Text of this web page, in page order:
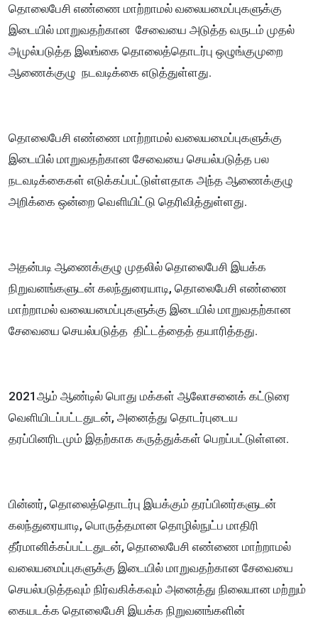
தொலைபேசி எண்ணை மாற்றாமல் வலையமைப்புகளுக்கு
இடையில் மாறுவதற்கான சேவையை அடுத்த வருடம் முதல்
அமுல்படுத்த இலங்கை தொலைத்தொடர்பு ஒழுங்குமுறை
ஆணைக்குழு நடவடிக்கை எடுத்துள்ளது.
தொலைபேசி எண்ணை மாற்றாமல் வலையமைப்புகளுக்கு
இடையில் மாறுவதற்கான சேவையை செயல்படுத்த பல
நடவடிக்கைகள் எடுக்கப்பட்டுள்ளதாக அந்த ஆணைக்குழு
அறிக்கை ஒன்றை வௌியிட்டு தெரிவித்துள்ளது.
அதன்படி ஆணைக்குழு முதலில் தொலைபேசி இயக்க
நிறுவனங்களுடன் கலந்துரையாடி, தொலைபேசி எண்ணை
மாற்றாமல் வலையமைப்புகளுக்கு இடையில் மாறுவதற்கான
சேவையை செயல்படுத்த திட்டத்தைத் தயாரித்தது.
2021ஆம் ஆண்டில் பொது மக்கள் ஆலோசனைக் கட்டுரை
வெளியிடப்பட்டதுடன், அனைத்து தொடர்புடைய
தரப்பினரிடமும் இதற்காக கருத்துக்கள் பெறப்பட்டுள்ளன.
பின்னர், தொலைத்தொடர்பு இயக்கும் தரப்பினர்களுடன்
கலந்துரையாடி, பொருத்தமான தொழில்நுட்ப மாதிரி
தீர்மானிக்கப்பட்டதுடன், தொலைபேசி எண்ணை மாற்றாமல்
வலையமைப்புகளுக்கு இடையில் மாறுவதற்கான சேவையை
செயல்படுத்தவும் நிர்வகிக்கவும் அனைத்து நிலையான மற்றும்
கையடக்க தொலைபேசி இயக்க நிறுவனங்களின்